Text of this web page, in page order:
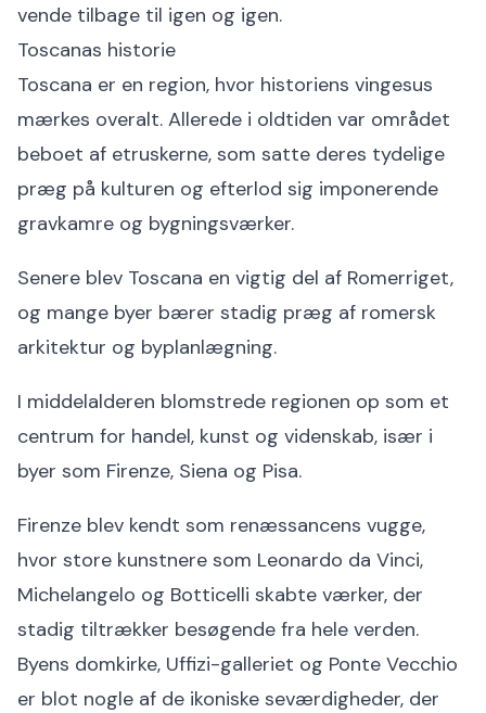
vende tilbage til igen og igen.
Toscanas historie
Toscana er en region, hvor historiens vingesus
mærkes overalt. Allerede i oldtiden var området
beboet af etruskerne, som satte deres tydelige
præg på kulturen og efterlod sig imponerende
gravkamre og bygningsværker.
Senere blev Toscana en vigtig del af Romerriget,
og mange byer bærer stadig præg af romersk
arkitektur og byplanlægning.
I middelalderen blomstrede regionen op som et
centrum for handel, kunst og videnskab, især i
byer som Firenze, Siena og Pisa.
Firenze blev kendt som renæssancens vugge,
hvor store kunstnere som Leonardo da Vinci,
Michelangelo og Botticelli skabte værker, der
stadig tiltrækker besøgende fra hele verden.
Byens domkirke, Uffizi-galleriet og Ponte Vecchio
er blot nogle af de ikoniske seværdigheder, der